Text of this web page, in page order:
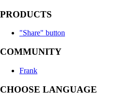
PRODUCTS
"Share" button
COMMUNITY
Frank
CHOOSE LANGUAGE